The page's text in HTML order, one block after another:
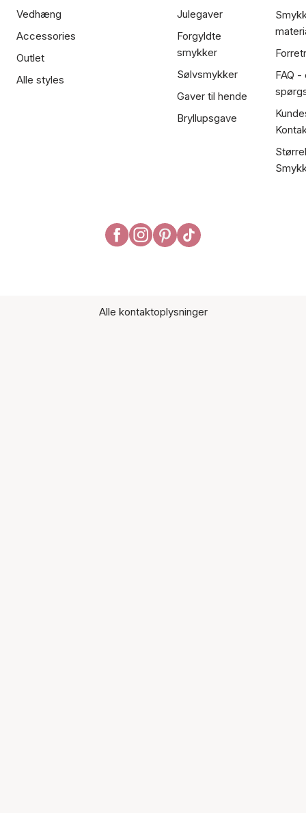
Vedhæng
Accessories
Outlet
Alle styles
Julegaver
Forgyldte
smykker
Sølvsmykker
Gaver til hende
Bryllupsgave
FAQ
Alle kontaktoplysninger